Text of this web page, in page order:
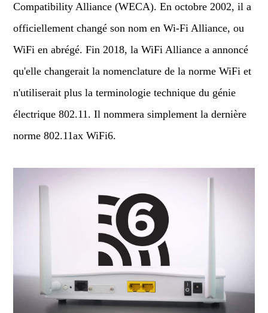
Compatibility Alliance (WECA). En octobre 2002, il a
officiellement changé son nom en Wi-Fi Alliance, ou
WiFi en abrégé. Fin 2018, la WiFi Alliance a annoncé
qu'elle changerait la nomenclature de la norme WiFi et
n'utiliserait plus la terminologie technique du génie
électrique 802.11. Il nommera simplement la dernière
norme 802.11ax WiFi6.